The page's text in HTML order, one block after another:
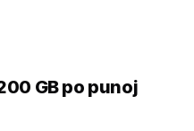
GB po punoj